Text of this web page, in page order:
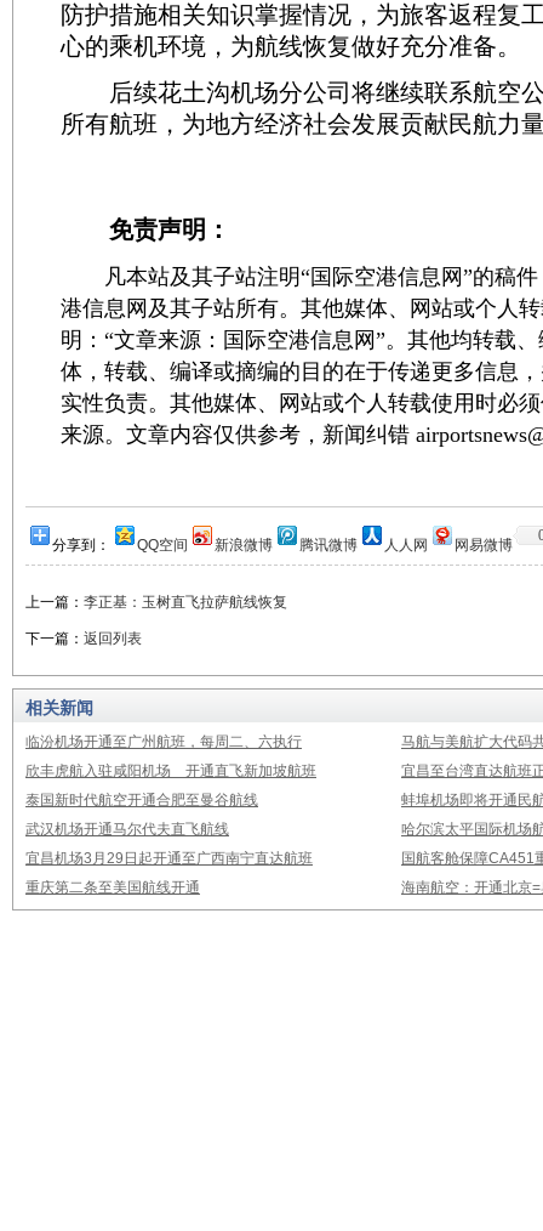
防护措施相关知识掌握情况，为旅客返程复
心的乘机环境，为航线恢复做好充分准备。
后续花土沟机场分公司将继续联系航空
所有航班，为地方经济社会发展贡献民航力
免责声明：
凡本站及其子站注明“国际空港信息网”的稿件
港信息网及其子站所有。其他媒体、网站或个人
明：“文章来源：国际空港信息网”。其他均转载
体，转载、编译或摘编的目的在于传递更多信息
实性负责。其他媒体、网站或个人转载使用时必
来源。文章内容仅供参考，新闻纠错
分享到： QQ空间 新浪微博 腾讯微博 人人网 网易微博
上一篇： 李正基：玉树直飞拉萨航线恢复
下一篇： 返回列表
相关新闻
临汾机场开通至广州航班，每周二、六执行
马航与美航扩大代码
欣丰虎航入驻咸阳机场 开通直飞新加坡航班
宜昌至台湾直达航班
泰国新时代航空开通合肥至曼谷航线
蚌埠机场即将开通民
武汉机场开通马尔代夫直飞航线
哈尔滨太平国际机场
宜昌机场3月29日起开通至广西南宁直达航班
国航客舱保障CA451
重庆第二条至美国航线开通
海南航空：开通北京